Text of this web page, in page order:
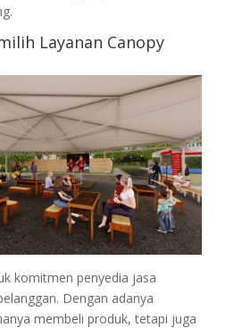
Layanan Canopy
komitmen penyedia jasa
Dengan adanya
membeli produk, tetapi juga